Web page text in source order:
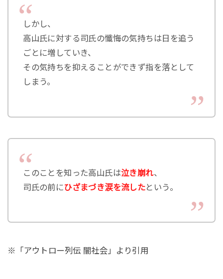
しかし、
高山氏に対する司氏の懺悔の気持ちは日を追う
ごとに増していき、
その気持ちを抑えることができず指を落として
しまう。
このことを知った高山氏は泣き崩れ、
司氏の前にひざまづき涙を流したという。
※「アウトロー列伝 闇社会」より引用